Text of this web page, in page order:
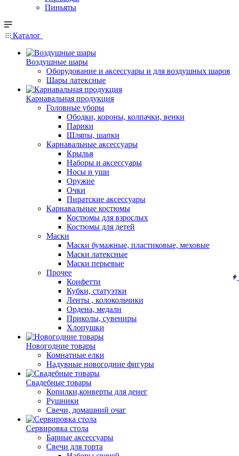
Пиньяты
Каталог
Воздушные шары
Оборудование и аксессуары и для воздушных шаров
Шары латексные
Карнавальная продукция
Головные уборы
Ободки, короны, колпачки, венки
Парики
Шляпы, шапки
Карнавальные аксессуары
Крылья
Наборы и аксессуары
Носы и уши
Оружие
Очки
Пиратские аксессуары
Карнавальные костюмы
Костюмы для взрослых
Костюмы для детей
Маски
Маски бумажные, пластиковые, меховые
Маски латексные
Маски перьевые
Прочее
Конфетти
Кубки, статуэтки
Ленты , колокольчики
Ордена, медали
Приколы, сувениры
Хлопушки
Новогодние товары
Комнатные елки
Надувные новогодние фигуры
Свадебные товары
Копилки,конверты для денег
Рушники
Свечи, домашний очаг
Сервировка стола
Барные аксессуары
Свечи для торта